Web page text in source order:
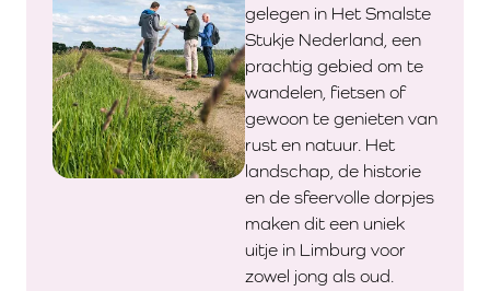
gelegen in Het Smalste
Stukje Nederland, een
prachtig gebied om te
wandelen, fietsen of
gewoon te genieten van
rust en natuur. Het
landschap, de historie
en de sfeervolle dorpjes
maken dit een uniek
uitje in Limburg voor
zowel jong als oud.